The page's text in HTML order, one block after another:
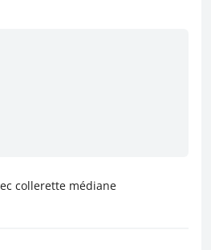
collerette médiane